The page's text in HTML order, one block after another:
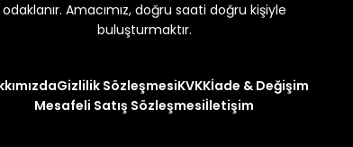
odaklanır. Amacımız, doğru saati doğru kişiyle
buluşturmaktır.
Gizlilik SözleşmesiKVKKİade & Değişim
Mesafeli Satış Sözleşmesiİletişim